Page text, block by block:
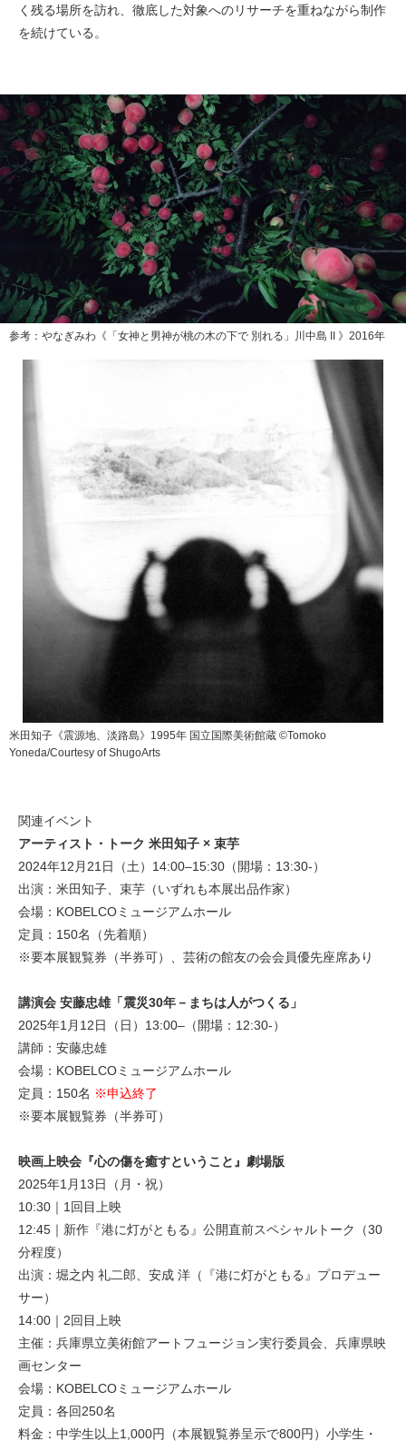
く残る場所を訪れ、徹底した対象へのリサーチを重ねながら制作
を続けている。
参考：やなぎみわ《「女神と男神が桃の木の下で 別れる」川中島 II 》2016年
米田知子《震源地、淡路島》1995年 国立国際美術館蔵 ©Tomoko
Yoneda/Courtesy of ShugoArts
関連イベント
アーティスト・トーク 米田知子 × 束芋
2024年12月21日（土）14:00–15:30（開場：13:30-）
出演：米田知子、束芋（いずれも本展出品作家）
会場：KOBELCOミュージアムホール
定員：150名（先着順）
※要本展観覧券（半券可）、芸術の館友の会会員優先座席あり
講演会 安藤忠雄「震災30年－まちは人がつくる」
2025年1月12日（日）13:00–（開場：12:30-）
講師：安藤忠雄
会場：KOBELCOミュージアムホール
定員：150名 ※申込終了
※要本展観覧券（半券可）
映画上映会『心の傷を癒すということ』劇場版
2025年1月13日（月・祝）
10:30｜1回目上映
12:45｜新作『港に灯がともる』公開直前スペシャルトーク（30
分程度）
出演：堀之内 礼二郎、安成 洋（『港に灯がともる』プロデュー
サー）
14:00｜2回目上映
主催：兵庫県立美術館アートフュージョン実行委員会、兵庫県映
画センター
会場：KOBELCOミュージアムホール
定員：各回250名
料金：中学生以上1,000円（本展観覧券呈示で800円）小学生・